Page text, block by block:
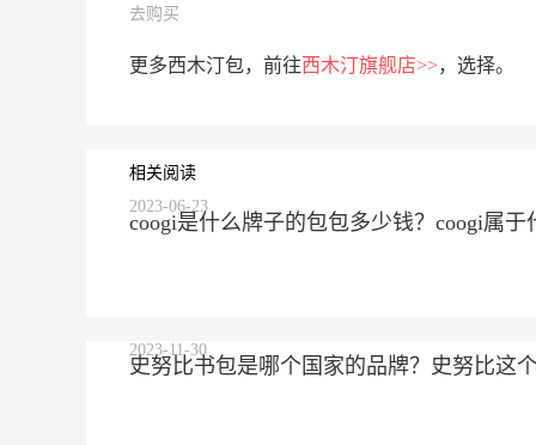
去购买
更多西木汀包，前往西木汀旗舰店>>，选择。
相关阅读
coogi是什么牌子的包包多少钱？coogi属
2023-06-23
史努比书包是哪个国家的品牌？史努比这
2023-11-30